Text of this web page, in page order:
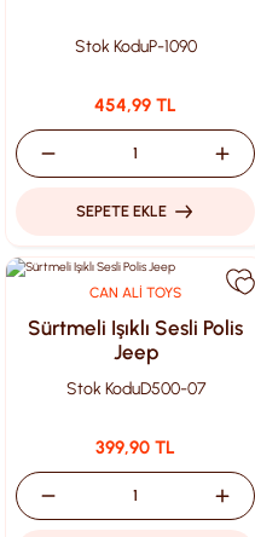
Stok KoduP-1090
454,99 TL
SEPETE EKLE
CAN ALİ TOYS
Sürtmeli Işıklı Sesli Polis
Jeep
Stok KoduD500-07
399,90 TL